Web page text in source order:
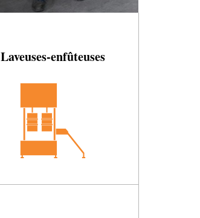
Laveuses-enfûteuses